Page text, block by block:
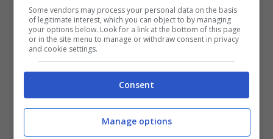
Leggi Anche -> Silvia Toffanin,
clamoroso a Verissimo: fanno
pace due signore Mediaset
Some vendors may process your personal data on the basis
of legitimate interest, which you can object to by managing
your options below. Look for a link at the bottom of this page
or in the site menu to manage or withdraw consent in privacy
and cookie settings.
Consent
Manage options